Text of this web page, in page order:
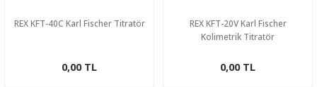
REX KFT-40C Karl Fischer Titratör
0,00 TL
REX KFT-20V Karl Fischer
Kolimetrik Titratör
0,00 TL